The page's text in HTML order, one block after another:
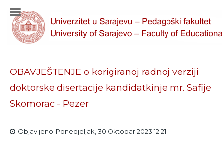
OBAVJEŠTENJE o korigiranoj radnoj verziji
doktorske disertacije kandidatkinje mr. Safije
Skomorac - Pezer
Objavljeno: Ponedjeljak, 30 Oktobar 2023 12:21